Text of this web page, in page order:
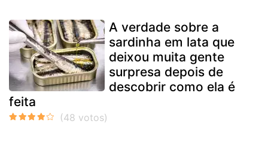
A verdade sobre a
sardinha em lata que
deixou muita gente
surpresa depois de
descobrir como ela é
feita